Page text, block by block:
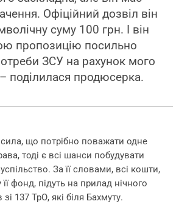
Офіційний дозвіл він
суму 100 грн. І він
пропозицію посильно
ЗСУ на рахунок мого
поділилася продюсерка.
що потрібно поважати одне
тоді є всі шанси побудувати
За її словами, всі кошти,
фонд, підуть на прилад нічного
137 ТрО, які біля Бахмуту.